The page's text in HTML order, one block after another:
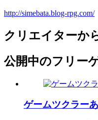
http://simebata.blog-rpg.com/
クリエイターか
公開中のフリー
ゲームツクラー